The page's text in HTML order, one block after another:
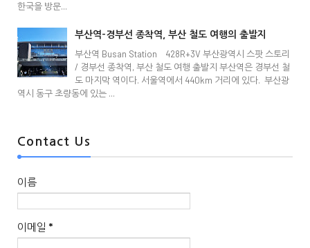
한국을 방문...
부산역-경부선 종착역, 부산 철도 여행의 출발지
부산역 Busan Station 428R+3V 부산광역시 스팟 스토리
/ 경부선 종착역, 부산 철도 여행 출발지 부산역은 경부선 철
도 마지막 역이다. 서울역에서 440km 거리에 있다. 부산광
역시 동구 초량동에 있는 ...
Contact Us
이름
이메일 *